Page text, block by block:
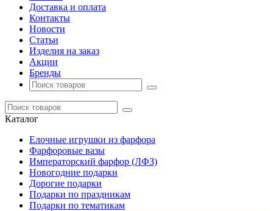
Доставка и оплата
Контакты
Новости
Статьи
Изделия на заказ
Акции
Бренды
Каталог
Елочные игрушки из фарфора
Фарфоровые вазы
Императорский фарфор (ЛФЗ)
Новогодние подарки
Дорогие подарки
Подарки по праздникам
Подарки по тематикам